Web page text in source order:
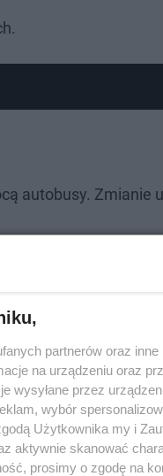
autobusy. Zmianie
partnerów oraz
na urządzeniu oraz
wysyłane przez
wybór
Użytkownika my i
aktywnie skanować
prosimy o zgodę na